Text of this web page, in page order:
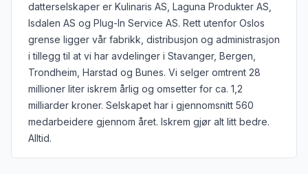
datterselskaper er Kulinaris AS, Laguna Produkter AS,
Isdalen AS og Plug-In Service AS. Rett utenfor Oslos
grense ligger vår fabrikk, distribusjon og administrasjon
i tillegg til at vi har avdelinger i Stavanger, Bergen,
Trondheim, Harstad og Bunes. Vi selger omtrent 28
millioner liter iskrem årlig og omsetter for ca. 1,2
milliarder kroner. Selskapet har i gjennomsnitt 560
medarbeidere gjennom året. Iskrem gjør alt litt bedre.
Alltid.